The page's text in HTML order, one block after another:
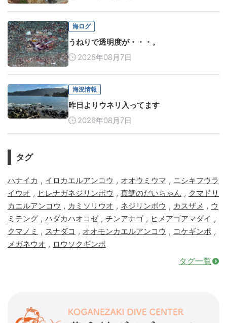
海ログ
うねりで透明度が・・・。
2026年08月7日
海況情報
昨日よりウネリ入ってます
2026年08月7日
タグ
ハナイカ , イロカエルアンコウ , オオウミウマ , ニシキフウラ
イウオ , ヒレナガネジリンボウ , 真鯛のだいちゃん , クマドリ
カエルアンコウ , カミソリウオ , ネジリンボウ , カスザメ , ウ
ミテング , ハダカハオコゼ, チンアナゴ , ヒメアゴアマダイ ,
クマノミ , スナダコ , オオモンカエルアンコウ , コケギンポ ,
メガネウオ , ロウソクギンポ
タグ一覧